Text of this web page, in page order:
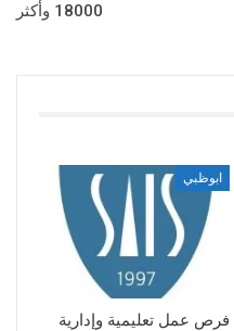
18000 وأكثر
ابوظبي
فرص عمل تعليمية وإدارية